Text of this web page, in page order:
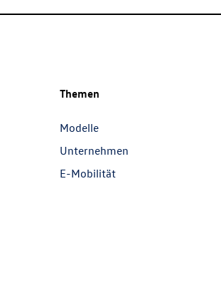
Themen
Modelle
Unternehmen
E-Mobilität